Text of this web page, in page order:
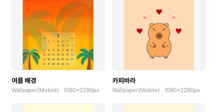
여름 배경
Wallpaper(Mobile) · 1080x2280px
카피바라
Wallpaper(Mobile) · 1080x2280px